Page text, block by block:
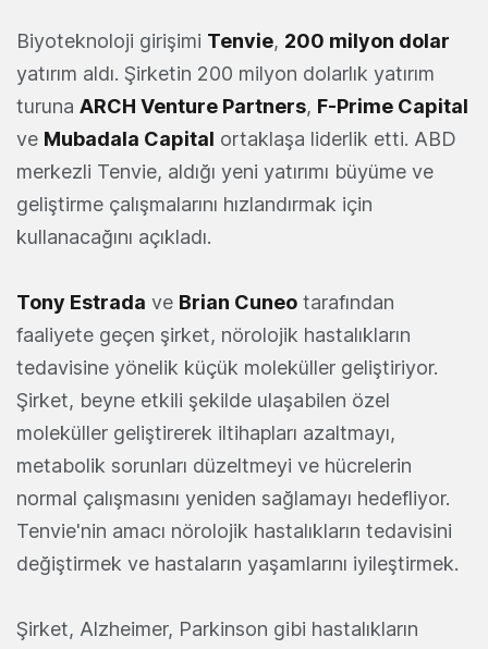
Biyoteknoloji girişimi Tenvie, 200 milyon dolar
yatırım aldı. Şirketin 200 milyon dolarlık yatırım
turuna ARCH Venture Partners, F-Prime Capital
ve Mubadala Capital ortaklaşa liderlik etti. ABD
merkezli Tenvie, aldığı yeni yatırımı büyüme ve
geliştirme çalışmalarını hızlandırmak için
kullanacağını açıkladı.
Tony Estrada ve Brian Cuneo tarafından
faaliyete geçen şirket, nörolojik hastalıkların
tedavisine yönelik küçük moleküller geliştiriyor.
Şirket, beyne etkili şekilde ulaşabilen özel
moleküller geliştirerek iltihapları azaltmayı,
metabolik sorunları düzeltmeyi ve hücrelerin
normal çalışmasını yeniden sağlamayı hedefliyor.
Tenvie'nin amacı nörolojik hastalıkların tedavisini
değiştirmek ve hastaların yaşamlarını iyileştirmek.
Şirket, Alzheimer, Parkinson gibi hastalıkların